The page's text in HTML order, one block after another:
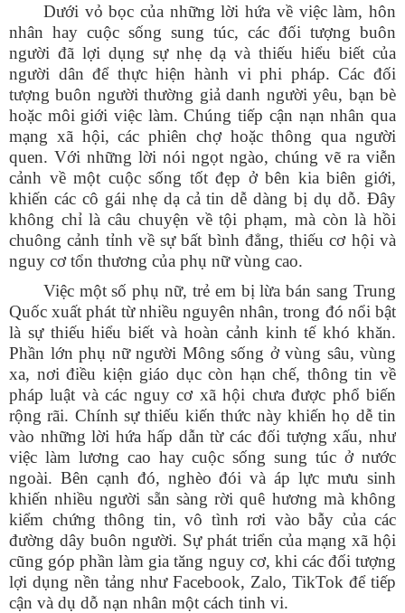
Dưới vỏ bọc của những lời hứa về việc làm, hôn
nhân hay cuộc sống sung túc, các đối tượng buôn
người đã lợi dụng sự nhẹ dạ và thiếu hiểu biết của
người dân để thực hiện hành vi phi pháp. Các đối
tượng buôn người thường giả danh người yêu, bạn bè
hoặc môi giới việc làm. Chúng tiếp cận nạn nhân qua
mạng xã hội, các phiên chợ hoặc thông qua người
quen. Với những lời nói ngọt ngào, chúng vẽ ra viễn
cảnh về một cuộc sống tốt đẹp ở bên kia biên giới,
khiến các cô gái nhẹ dạ cả tin dễ dàng bị dụ dỗ. Đây
không chỉ là câu chuyện về tội phạm, mà còn là hồi
chuông cảnh tỉnh về sự bất bình đẳng, thiếu cơ hội và
nguy cơ tổn thương của phụ nữ vùng cao.
Việc một số phụ nữ, trẻ em bị lừa bán sang Trung
Quốc xuất phát từ nhiều nguyên nhân, trong đó nổi bật
là sự thiếu hiểu biết và hoàn cảnh kinh tế khó khăn.
Phần lớn phụ nữ người Mông sống ở vùng sâu, vùng
xa, nơi điều kiện giáo dục còn hạn chế, thông tin về
pháp luật và các nguy cơ xã hội chưa được phổ biến
rộng rãi. Chính sự thiếu kiến thức này khiến họ dễ tin
vào những lời hứa hấp dẫn từ các đối tượng xấu, như
việc làm lương cao hay cuộc sống sung túc ở nước
ngoài. Bên cạnh đó, nghèo đói và áp lực mưu sinh
khiến nhiều người sẵn sàng rời quê hương mà không
kiểm chứng thông tin, vô tình rơi vào bẫy của các
đường dây buôn người. Sự phát triển của mạng xã hội
cũng góp phần làm gia tăng nguy cơ, khi các đối tượng
lợi dụng nền tảng như Facebook, Zalo, TikTok để tiếp
cận và dụ dỗ nạn nhân một cách tinh vi.